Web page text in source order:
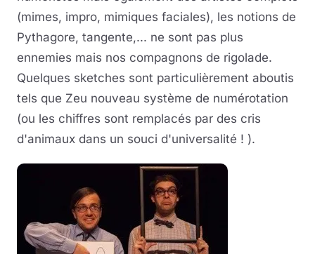
(mimes, impro, mimiques faciales), les notions de
Pythagore, tangente,... ne sont pas plus
ennemies mais nos compagnons de rigolade.
Quelques sketches sont particulièrement aboutis
tels que Zeu nouveau système de numérotation
(ou les chiffres sont remplacés par des cris
d'animaux dans un souci d'universalité ! ).